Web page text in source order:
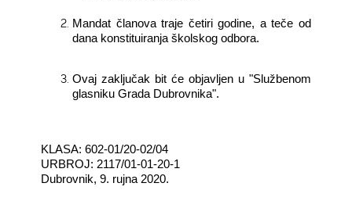
Mandat članova traje četiri godine, a teče od
dana konstituiranja školskog odbora.
Ovaj zaključak bit će objavljen u "Službenom
glasniku Grada Dubrovnika".
KLASA: 602-01/20-02/04
URBROJ: 2117/01-01-20-1
Dubrovnik, 9. rujna 2020.